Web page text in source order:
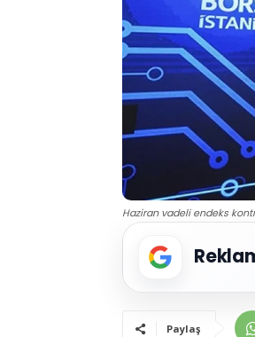
Haziran vadeli endeks
Paylaş